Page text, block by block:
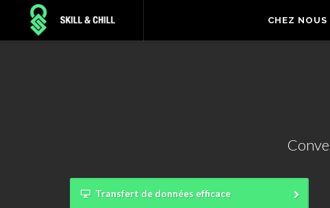
CHEZ NOUS
Transfert de données efficace